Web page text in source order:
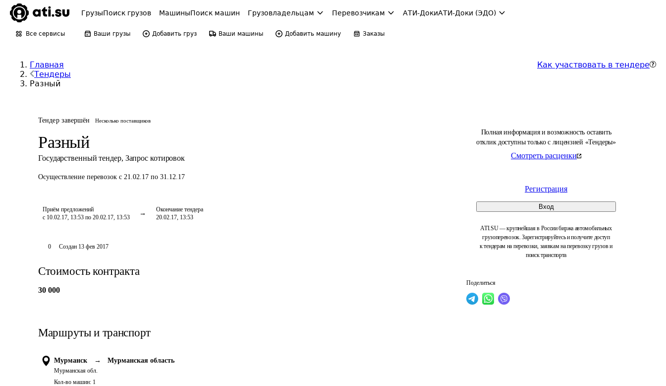
ГрузыПоиск грузов МашиныПоиск машин Грузовладельцам Перевозчикам АТИ-ДокиАТИ-Доки (ЭДО)
Все сервисы Ваши грузы Добавить груз Ваши машины Добавить машину Заказы
Главная
Тендеры
Разный
Как участвовать в тендере
Тендер завершён Несколько поставщиков
Разный
Государственный тендер, Запрос котировок
Осуществление перевозок с 21.02.17 по 31.12.17
Приём предложений
с 10.02.17, 13:53 по 20.02.17, 13:53
Окончание тендера
20.02.17, 13:53
Полная информация и возможность оставить
отклик доступны только с лицензией «Тендеры»
Смотреть расценки
Регистрация
Вход
ATI.SU — крупнейшая в России биржа автомобильных
грузоперевозок. Зарегистрируйтесь и получите доступ
к тендерам на перевозки, заявкам на перевозку грузов и
поиск транспорта
Поделиться
0 Создан 13 фев 2017
Стоимость контракта
30 000
Маршруты и транспорт
Мурманск →
Мурманская обл.
Мурманская область
Кол-во машин: 1